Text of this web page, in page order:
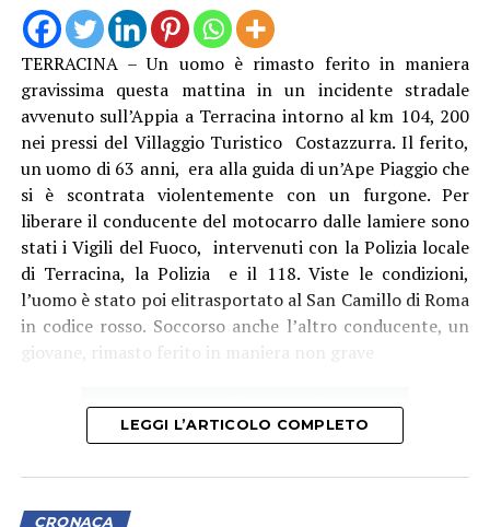
TERRACINA – Un uomo è rimasto ferito in maniera
gravissima questa mattina in un incidente stradale
avvenuto sull’Appia a Terracina intorno al km 104, 200
nei pressi del Villaggio Turistico Costazzurra. Il ferito,
un uomo di 63 anni, era alla guida di un’Ape Piaggio che
si è scontrata violentemente con un furgone. Per
liberare il conducente del motocarro dalle lamiere sono
stati i Vigili del Fuoco, intervenuti con la Polizia locale
di Terracina, la Polizia e il 118. Viste le condizioni,
l’uomo è stato poi elitrasportato al San Camillo di Roma
in codice rosso. Soccorso anche l’altro conducente, un
giovane, rimasto ferito in maniera non grave
LEGGI L’ARTICOLO COMPLETO
CRONACA